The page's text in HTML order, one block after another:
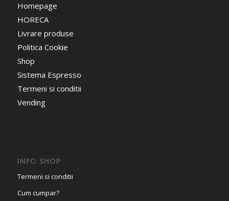
Homepage
HORECA
Livrare produse
Politica Cookie
Shop
Sistema Espresso
Termeni si conditii
Vending
INFO SHOP
Termeni si conditii
Cum cumpar?